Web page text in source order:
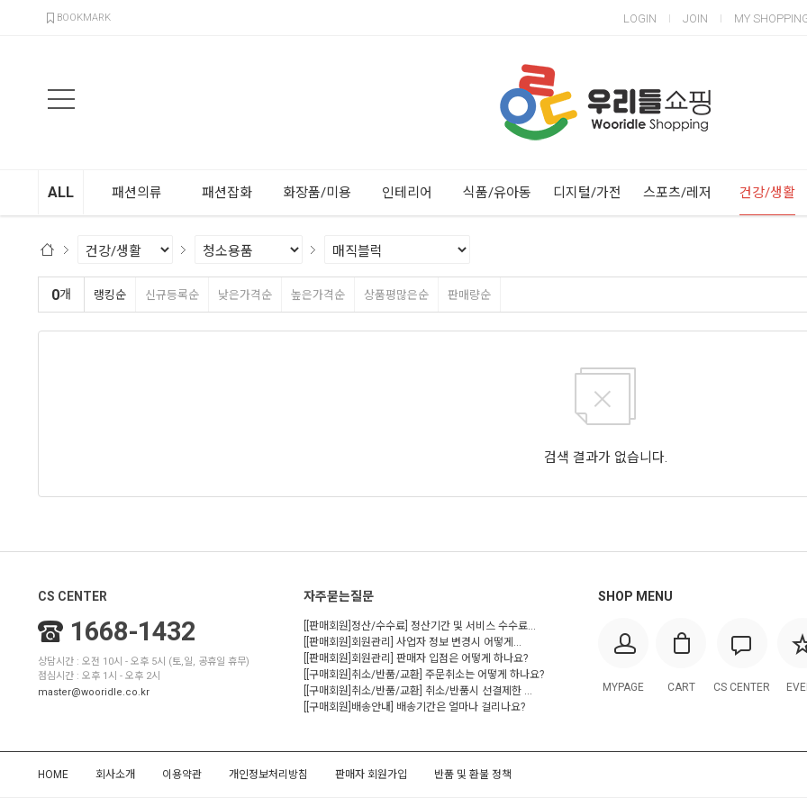
BOOKMARK LOGIN JOIN MY
ALL 패션의류 패션잡화 화장품/미용 인테리어 식품/유아동 디지털/가전 스포츠/레저 건강/생활
0개 랭킹순 신규등록순 낮은가격순 높은가격순 상품평많은순 판매량순
검색 결과가 없습니다.
CS CENTER
1668-1432
상담시간 : 오전 10시 - 오후 5시 (토,일, 공휴일 휴무)
점심시간 : 오후 1시 - 오후 2시
master@wooridle.co.kr
자주묻는질문
[[판매회원]정산/수수료] 정산기간 및 서비스 수수료...
[[판매회원]회원관리] 사업자 정보 변경시 어떻게...
[[판매회원]회원관리] 판매자 입점은 어떻게 하나요?
[[구매회원]취소/반품/교환] 주문취소는 어떻게 하나요?
[[구매회원]취소/반품/교환] 취소/반품시 선결제한 ...
[[구매회원]배송안내] 배송기간은 얼마나 걸리나요?
SHOP MENU
MYPAGE CART CS CENTER
HOME 회사소개 이용약관 개인정보처리방침 판매자 회원가입 반품 및 환불 정책